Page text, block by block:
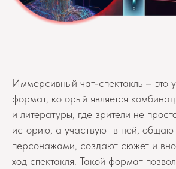
Иммерсивный чат-спектакль – это
формат, который является
и литературы, где зрители не
историю, а участвуют в ней,
персонажами, создают сюжет и
ход спектакля. Такой формат